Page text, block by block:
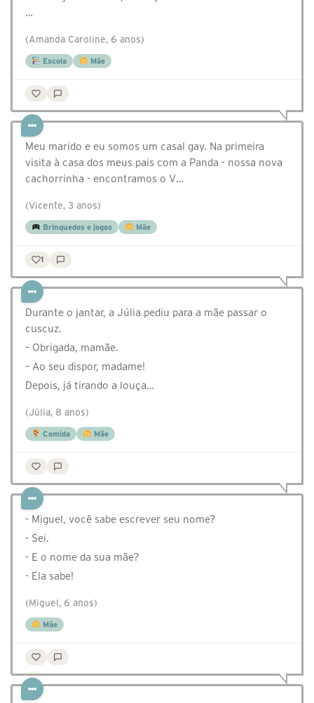
…
(Amanda Caroline, 6 anos)
Escola Mãe
Meu marido e eu somos um casal gay. Na primeira
visita à casa dos meus pais com a Panda - nossa nova
cachorrinha - encontramos o V…
(Vicente, 3 anos)
Brinquedos e jogos Mãe
1
Durante o jantar, a Júlia pediu para a mãe passar o
cuscuz.
– Obrigada, mamãe.
– Ao seu dispor, madame!
Depois, já tirando a louça…
(Júlia, 8 anos)
Comida Mãe
- Miguel, você sabe escrever seu nome?
- Sei.
- E o nome da sua mãe?
- Ela sabe!
(Miguel, 6 anos)
Mãe